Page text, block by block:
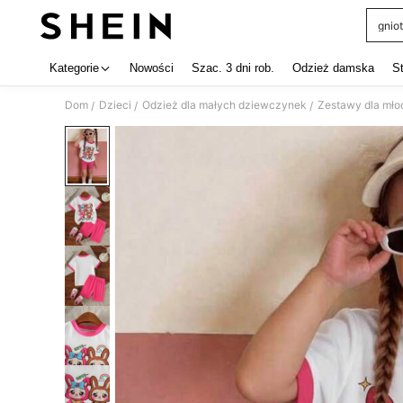
Kategorie Nowości Szac. 3 dni rob. Odzież damska
Dom / Dzieci / Odzież dla małych dziewczynek / Zestawy dla